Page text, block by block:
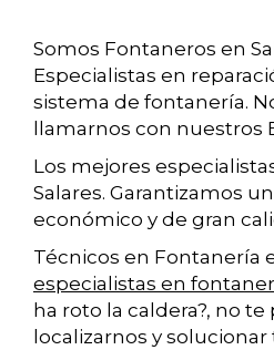
Somos Fontaneros en
Especialistas en
sistema de fontanería.
llamarnos con nuestros
Los mejores
Salares. Garantizamos
económico y de gran
Técnicos en Fontanería
especialistas en
ha roto la caldera?, no
localizarnos y